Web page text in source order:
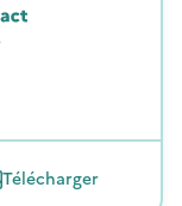
Télécharger